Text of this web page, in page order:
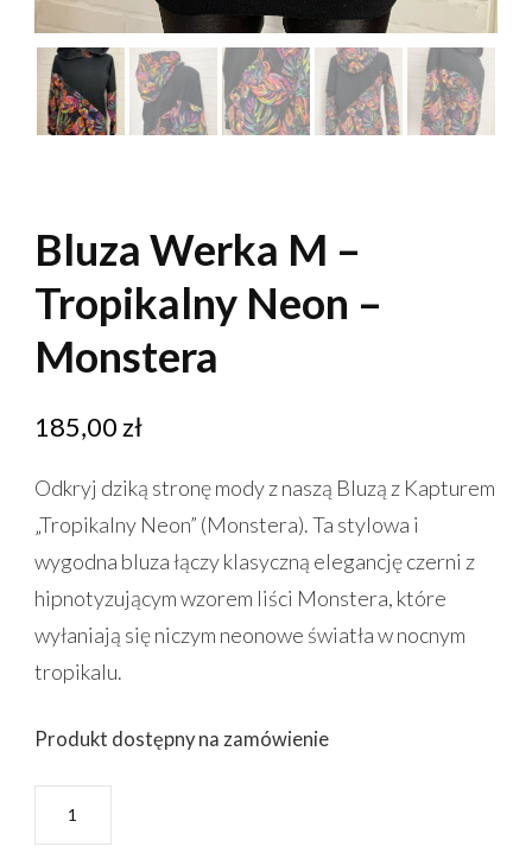
Bluza Werka M –
Tropikalny Neon –
Monstera
185,00zł
Odkryj dziką stronę mody z naszą Bluzą z Kapturem
„Tropikalny Neon” (Monstera). Ta stylowa i
wygodna bluza łączy klasyczną elegancję czerni z
hipnotyzującym wzorem liści Monstera, które
wyłaniają się niczym neonowe światła w nocnym
tropikalu.
Produkt dostępny na zamówienie
Bluza